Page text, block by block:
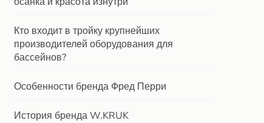
Кто входит в тройку крупнейших
производителей оборудования для
бассейнов?
Особенности бренда Фред Перри
История бренда W.KRUK